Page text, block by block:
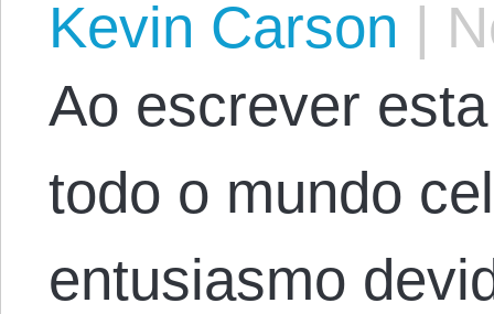
Kevin Carson |
Ao escrever
todo o mundo
entusiasmo